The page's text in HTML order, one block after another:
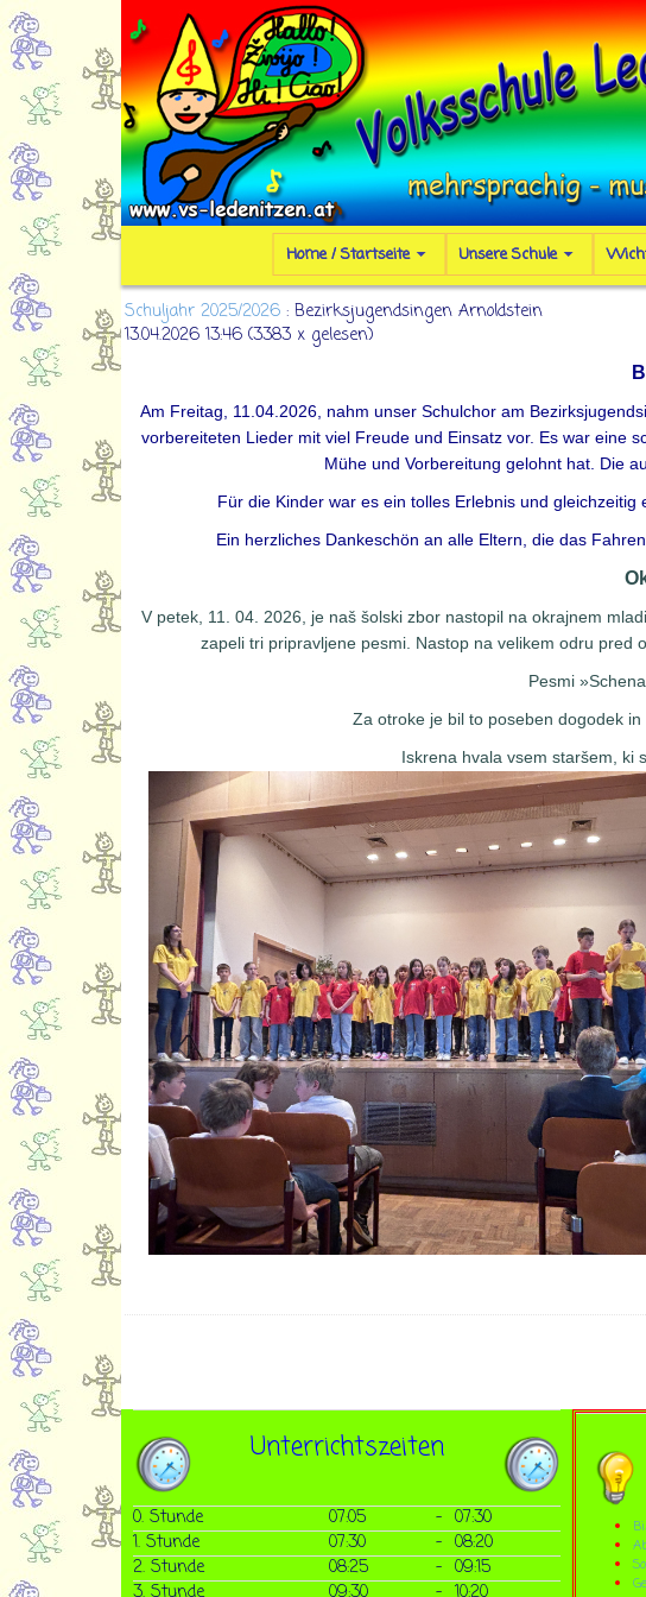
Home / Startseite Unsere Schule
Schuljahr 2025/2026 : Bezirksjugendsingen Arnoldstein
13.04.2026 13:46 (3383 x gelesen)
Am Freitag, 11.04.2026, nahm unser Schulchor am
vorbereiteten Lieder mit viel Freude und Einsatz vor. Es war eine
Mühe und Vorbereitung gelohnt hat. Die
Für die Kinder war es ein tolles Erlebnis und
Ein herzliches Dankeschön an alle Eltern, die das
V petek, 11. 04. 2026, je naš šolski zbor nastopil na okrajnem
zapeli tri pripravljene pesmi. Nastop na velikem odru pred
Pesmi
Za otroke je bil to poseben dogodek
Iskrena hvala vsem staršem, ki
Unterrichtszeiten
0. Stunde 07:05 - 07:30
1. Stunde
07:30 - 08:20
2. Stunde
08:25 - 09:15